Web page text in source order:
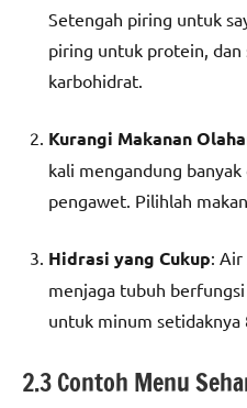
Setengah piring untuk
piring untuk protein,
karbohidrat.
Kurangi Makanan
kali mengandung
pengawet. Pilihlah
Hidrasi yang Cukup:
menjaga tubuh
untuk minum setidaknya
2.3 Contoh Menu